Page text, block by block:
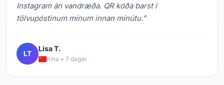
Instagram án vandræða. QR kóða barst í
tölvupóstinum mínum innan mínútu."
LT
Lísa T.
Kína • 7 dagar